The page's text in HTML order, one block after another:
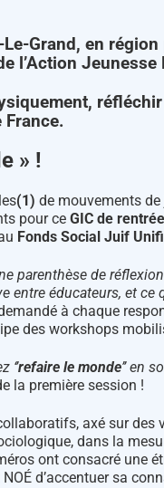
Grand, en
l’Action
» !
(1) de mouvements de
pour ce GIC de rentrée
Fonds Social Juif
de
entre éducateurs, et
à chaque
des workshops
‘’refaire le monde’’ en
la première session !
axé sur des
dans la
ont consacré une
NOÉ d’accentuer sa